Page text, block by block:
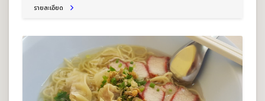
รายละเอียด